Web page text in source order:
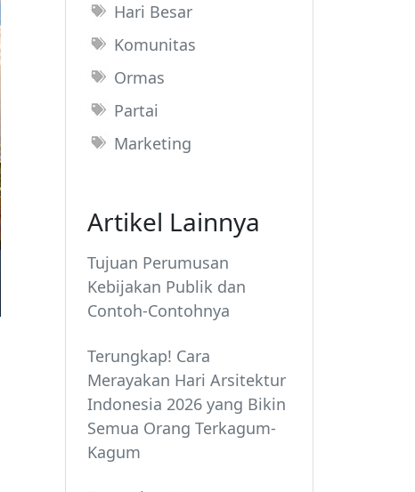
Hari Besar
Komunitas
Ormas
Partai
Marketing
Artikel Lainnya
Tujuan Perumusan
Kebijakan Publik dan
Contoh-Contohnya
Terungkap! Cara
Merayakan Hari Arsitektur
Indonesia 2026 yang Bikin
Semua Orang Terkagum-
Kagum